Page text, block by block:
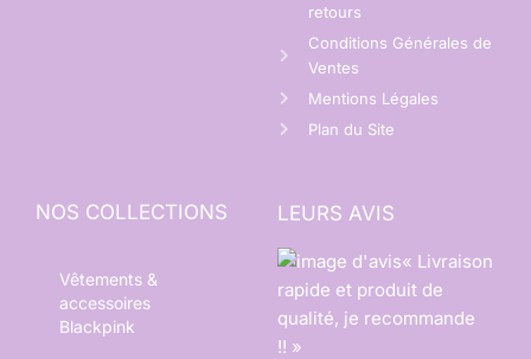
retours
Conditions Générales de
Ventes
Mentions Légales
Plan du Site
NOS COLLECTIONS
Vêtements &
accessoires
Blackpink
LEURS AVIS
« Livraison
rapide et produit de
qualité, je recommande
!! »